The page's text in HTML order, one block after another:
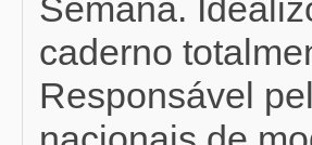
Semana.
caderno
Responsável